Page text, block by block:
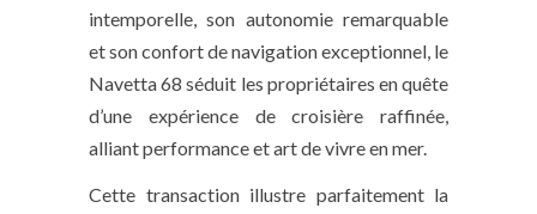
intemporelle, son autonomie remarquable
et son confort de navigation exceptionnel, le
Navetta 68 séduit les propriétaires en quête
d’une expérience de croisière raffinée,
alliant performance et art de vivre en mer.
Cette transaction illustre parfaitement la